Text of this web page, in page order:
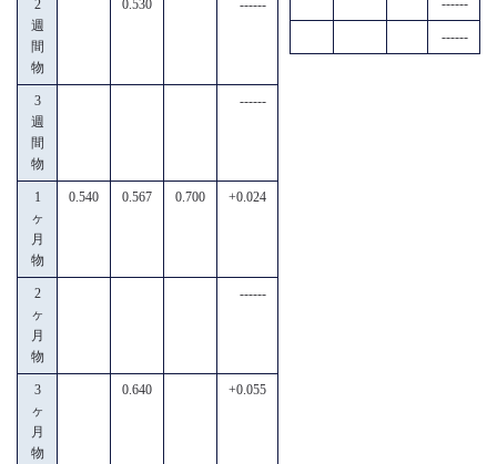
2
週
間
物
0.530 ------
3
週
間
物
------
1
ヶ
月
物
0.540 0.567 0.700 +0.024
2
ヶ
月
物
------
3
ヶ
月
物
0.640 +0.055
------
------